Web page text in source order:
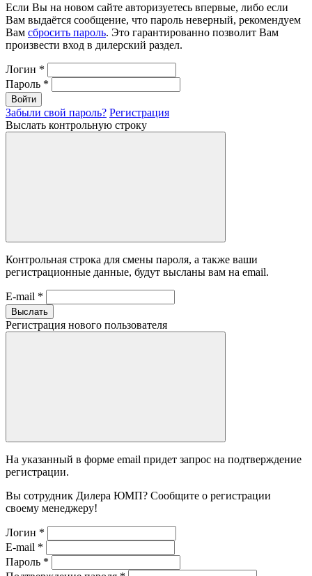
Если Вы на новом сайте авторизуетесь впервые, либо если
Вам выдаётся сообщение, что пароль неверный, рекомендуем
Вам сбросить пароль. Это гарантированно позволит Вам
произвести вход в дилерский раздел.
Логин *
Пароль *
Войти
Забыли свой пароль? Регистрация
Выслать контрольную строку
Контрольная строка для смены пароля, а также ваши
регистрационные данные, будут высланы вам на email.
E-mail *
Выслать
Регистрация нового пользователя
На указанный в форме email придет запрос на подтверждение
регистрации.
Вы сотрудник Дилера ЮМП? Сообщите о регистрации
своему менеджеру!
Логин *
E-mail *
Пароль *